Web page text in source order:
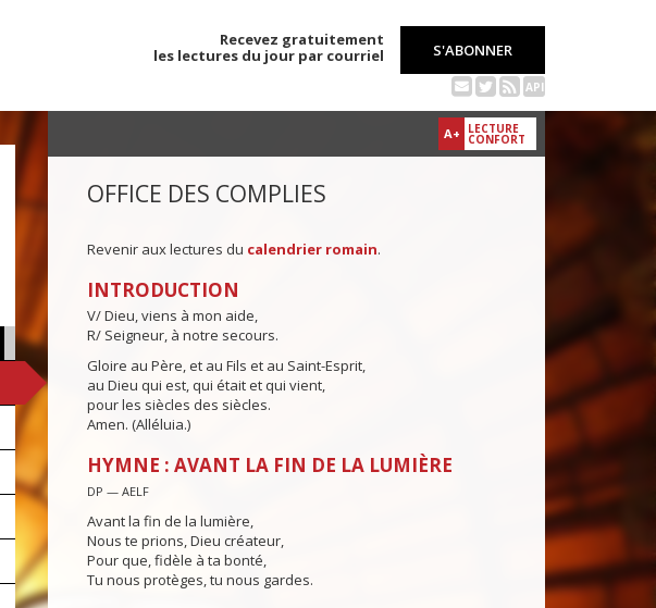
Recevez gratuitement
les lectures du jour par courriel
S'ABONNER
API
A+ LECTURE
CONFORT
OFFICE DES COMPLIES
Revenir aux lectures du calendrier romain.
INTRODUCTION
V/ Dieu, viens à mon aide,
R/ Seigneur, à notre secours.
Gloire au Père, et au Fils et au Saint-Esprit,
au Dieu qui est, qui était et qui vient,
pour les siècles des siècles.
Amen. (Alléluia.)
HYMNE : AVANT LA FIN DE LA LUMIÈRE
DP — AELF
Avant la fin de la lumière,
Nous te prions, Dieu créateur,
Pour que, fidèle à ta bonté,
Tu nous protèges, tu nous gardes.